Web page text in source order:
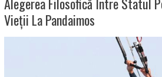
Alegerea Filosofică Între Statul
Vieții La Pandaimos